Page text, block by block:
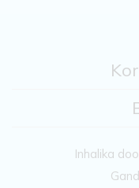
Inhalika